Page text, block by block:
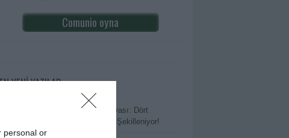
personal or
Comunio oyna
EN YENİ YAZILAR
Yeni Sezon Öncesi Transfer Dosyası: Dört
Büyüklerden Anadolu’ya Kadrolar Şekilleniyor!